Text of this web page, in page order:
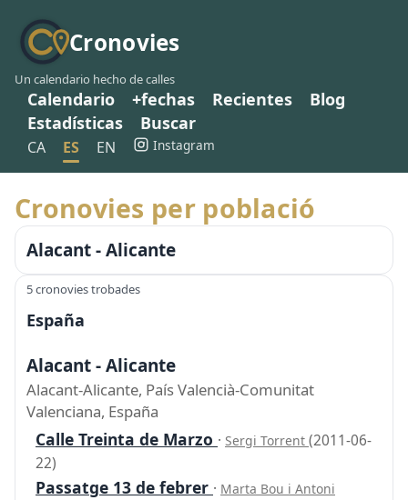
Cronovies
Un calendario hecho de calles
Calendario +fechas Recientes
Blog
Estadísticas
Buscar
CA ES EN Instagram
Cronovies per població
Alacant - Alicante
5 cronovies trobades
España
Alacant - Alicante
Alacant-Alicante, País Valencià-Comunitat
Valenciana, España
Calle Treinta de Marzo · Sergi Torrent (2011-06-
22)
Passatge 13 de febrer · Marta Bou i Antoni